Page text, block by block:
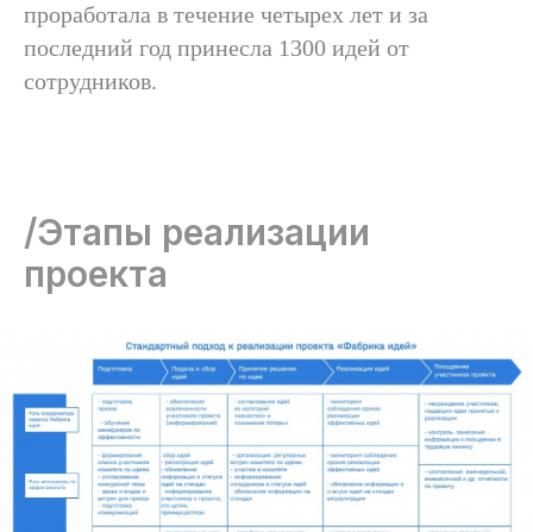
проработала в течение четырех лет и за
последний год принесла 1300 идей от
сотрудников.
/Этапы реализации
проекта